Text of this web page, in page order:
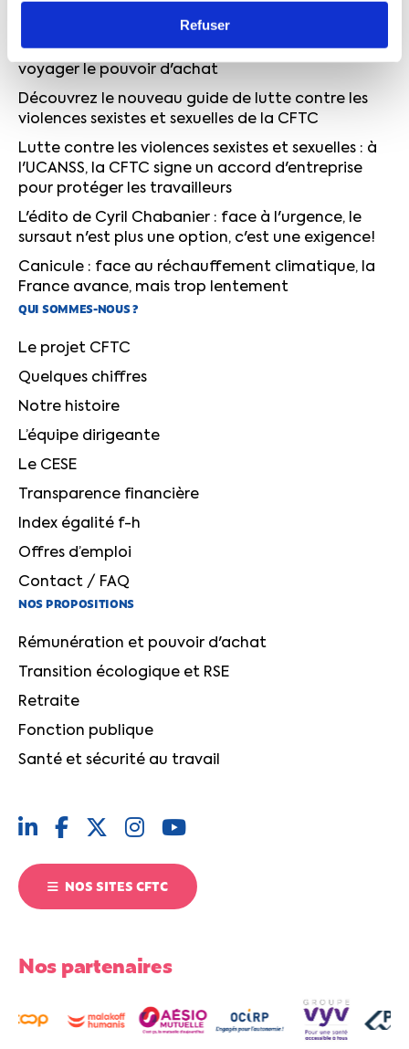
Refuser
ACTUALITÉS
Quand syndicalisme et service public font
voyager le pouvoir d'achat
Découvrez le nouveau guide de lutte contre les
violences sexistes et sexuelles de la CFTC
Lutte contre les violences sexistes et sexuelles : à
l'UCANSS, la CFTC signe un accord d'entreprise
pour protéger les travailleurs
L'édito de Cyril Chabanier : face à l'urgence, le
sursaut n'est plus une option, c'est une exigence!
Canicule : face au réchauffement climatique, la
France avance, mais trop lentement
QUI SOMMES-NOUS ?
Le projet CFTC
Quelques chiffres
Notre histoire
L’équipe dirigeante
Le CESE
Transparence financière
Index égalité f-h
Offres d’emploi
Contact / FAQ
NOS PROPOSITIONS
Rémunération et pouvoir d'achat
Transition écologique et RSE
Retraite
Fonction publique
Santé et sécurité au travail
NOS SITES CFTC
Nos partenaires